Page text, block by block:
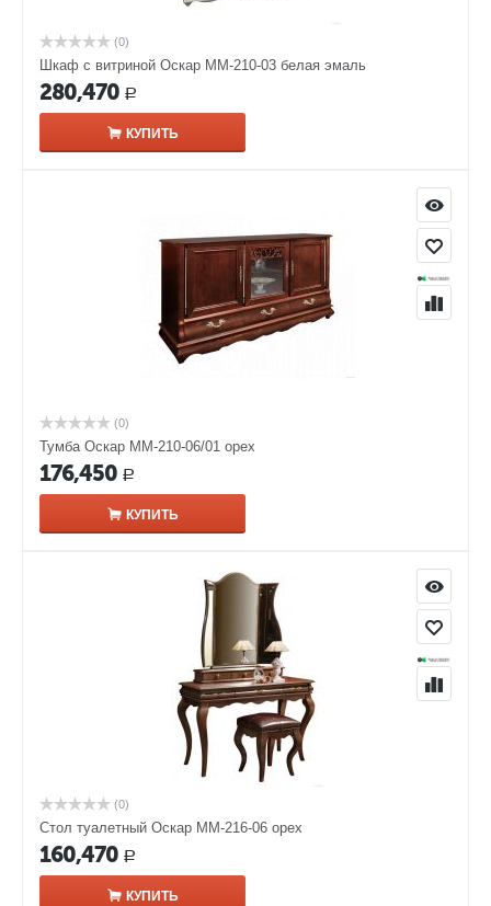
(0)
Шкаф с витриной Оскар ММ-210-03 белая эмаль
280,470 Р
КУПИТЬ
(0)
Тумба Оскар ММ-210-06/01 орех
176,450 Р
КУПИТЬ
(0)
Стол туалетный Оскар ММ-216-06 орех
160,470 Р
КУПИТЬ